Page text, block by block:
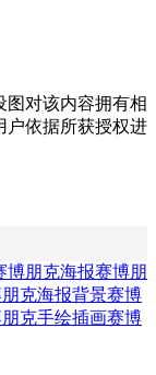
图对该内容拥有相
户依据所获授权进
博朋克海报赛博朋
克海报背景赛博
克手绘插画赛博